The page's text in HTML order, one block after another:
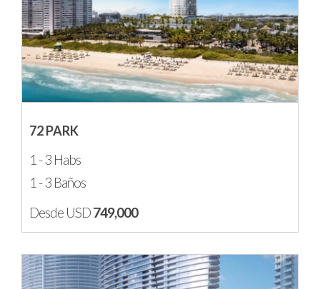
72 PARK
1 - 3 Habs
1 - 3 Baños
Desde USD749,000